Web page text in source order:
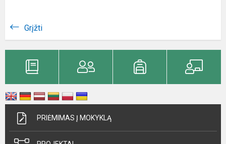
Grįžti
PRIĖMIMAS Į MOKYKLĄ